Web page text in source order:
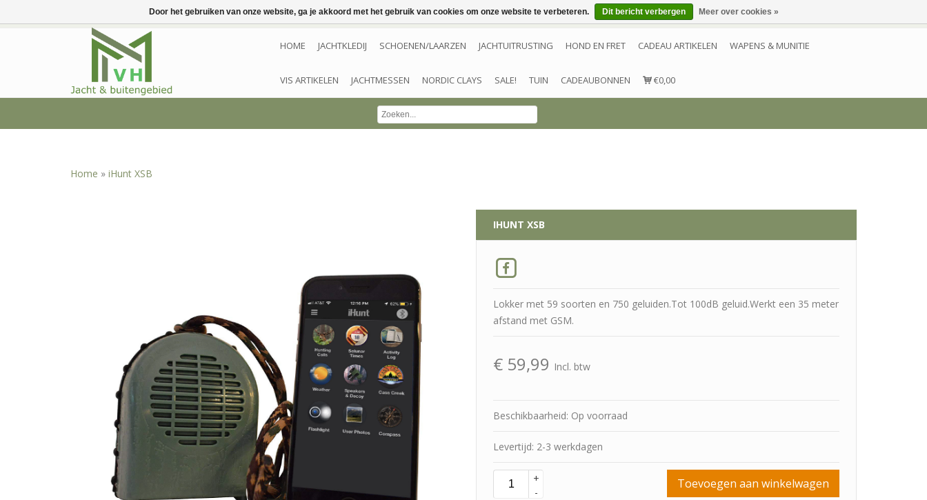
Inloggen Account aanmaken
HOME JACHTKLEDIJ SCHOENEN/LAARZEN JACHTUITRUSTING HOND EN FRET CADEAU ARTIKELEN WAPENS & MUNITIE
VIS ARTIKELEN JACHTMESSEN NORDIC CLAYS SALE! TUIN CADEAUBONNEN €0,00
Home » iHunt XSB
IHUNT XSB
Lokker met 59 soorten en 750 geluiden.Tot 100dB geluid.Werkt een 35 meter
afstand met GSM.
€ 59,99 Incl. btw
Beschikbaarheid: Op voorraad
Levertijd: 2-3 werkdagen
+
-
Toevoegen aan winkelwagen
Door het gebruiken van onze website, ga je akkoord met het gebruik van cookies om onze website te verbeteren. Dit bericht verbergen Meer over cookies »